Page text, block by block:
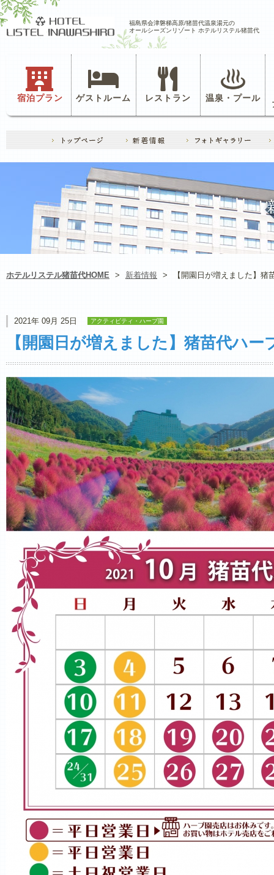
福島県会津磐梯高原/猪苗代温泉湯元の
オールシーズンリゾート ホテルリステル猪苗代
宿泊プラン ゲストルーム レストラン 温泉・プール
ホテルリステル猪苗代HOME > 新着情報 > 【開園日が増えました】
2021年 09月 25日 アクティビティ・ハーブ園
【開園日が増えました】猪苗代ハ